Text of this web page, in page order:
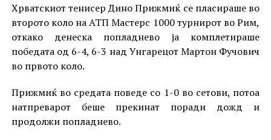
Хрватскиот тенисер Дино Прижмиќ се пласираше во
второто коло на АТП Мастерс 1000 турнирот во Рим,
откако денеска попладнево ја комплетираше
победата од 6-4, 6-3 над Унгарецот Мартон Фучович
во првото коло.
Прижмиќ во средата поведе со 1-0 во сетови, потоа
натпреварот беше прекинат поради дожд и
продолжи попладнево.